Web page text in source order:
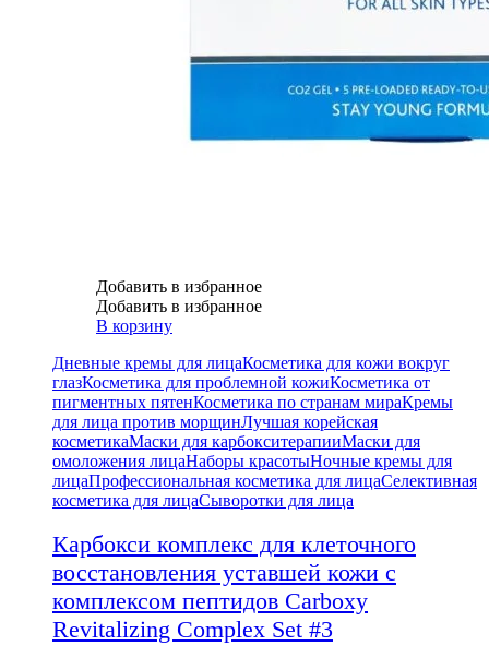
Добавить в избранное
Добавить в избранное
В корзину
Дневные кремы для лицаКосметика для кожи вокруг
глазКосметика для проблемной кожиКосметика от
пигментных пятенКосметика по странам мираКремы
для лица против морщинЛучшая корейская
косметикаМаски для карбокситерапииМаски для
омоложения лицаНаборы красотыНочные кремы для
лицаПрофессиональная косметика для лицаСелективная
косметика для лицаСыворотки для лица
Карбокси комплекс для клеточного
восстановления уставшей кожи с
комплексом пептидов Carboxy
Revitalizing Complex Set #3